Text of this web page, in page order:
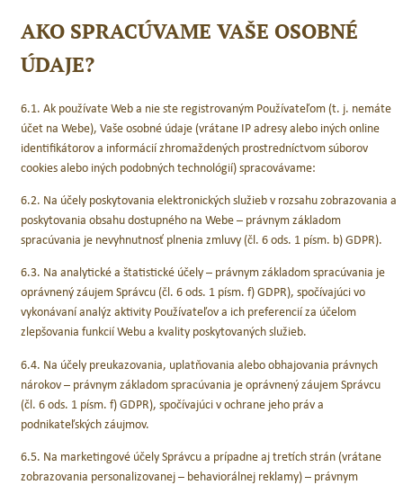
AKO SPRACÚVAME VAŠE OSOBNÉ
ÚDAJE?
6.1. Ak používate Web a nie ste registrovaným Používateľom (t. j. nemáte
účet na Webe), Vaše osobné údaje (vrátane IP adresy alebo iných online
identifikátorov a informácií zhromaždených prostredníctvom súborov
cookies alebo iných podobných technológií) spracovávame:
6.2. Na účely poskytovania elektronických služieb v rozsahu zobrazovania a
poskytovania obsahu dostupného na Webe – právnym základom
spracúvania je nevyhnutnosť plnenia zmluvy (čl. 6 ods. 1 písm. b) GDPR).
6.3. Na analytické a štatistické účely – právnym základom spracúvania je
oprávnený záujem Správcu (čl. 6 ods. 1 písm. f) GDPR), spočívajúci vo
vykonávaní analýz aktivity Používateľov a ich preferencií za účelom
zlepšovania funkcií Webu a kvality poskytovaných služieb.
6.4. Na účely preukazovania, uplatňovania alebo obhajovania právnych
nárokov – právnym základom spracúvania je oprávnený záujem Správcu
(čl. 6 ods. 1 písm. f) GDPR), spočívajúci v ochrane jeho práv a
podnikateľských záujmov.
6.5. Na marketingové účely Správcu a prípadne aj tretích strán (vrátane
zobrazovania personalizovanej – behaviorálnej reklamy) – právnym